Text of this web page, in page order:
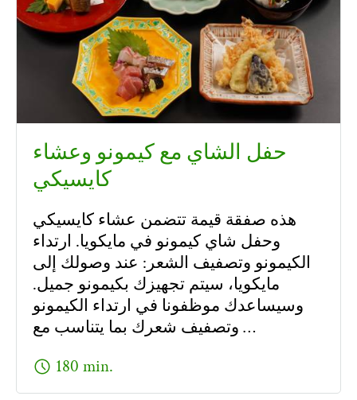
حفل الشاي مع كيمونو وعشاء
كايسيكي
هذه صفقة قيمة تتضمن عشاء كايسيكي
وحفل شاي كيمونو في مايكويا. ارتداء
الكيمونو وتصفيف الشعر: عند وصولك إلى
مايكويا، سيتم تجهيزك بكيمونو جميل.
وسيساعدك موظفونا في ارتداء الكيمونو
وتصفيف شعرك بما يتناسب مع …
schedule 180 min.